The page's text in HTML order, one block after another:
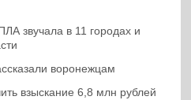
звучала в 11 городах и
воронежцам
взыскание 6,8 млн рублей